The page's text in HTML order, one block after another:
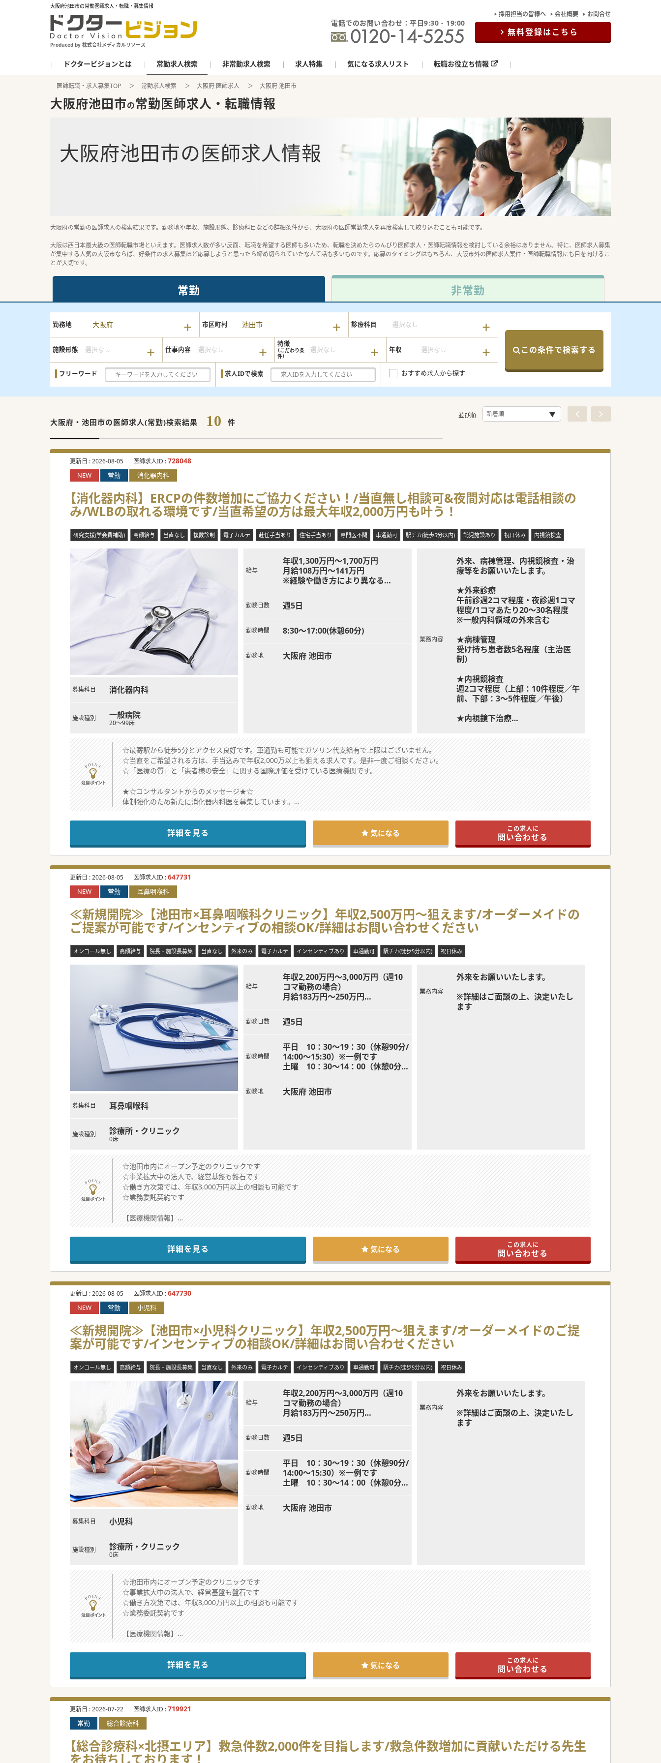
大阪府池田市の常勤医師求人・転職・募集情報
Produced by 株式会社メディカルリソース
電話でのお問い合わせ：平日9:30 - 19:00
採用担当の皆様へ 会社概要 お問合せ
無料登録はこちら
ドクタービジョンとは 常勤求人検索 非常勤求人検索 求人特集 気になる求人リスト 転職お役立ち情報
医師転職・求人募集TOP 常勤求人検索 大阪府 医師求人 大阪府 池田市
大阪府池田市の常勤医師求人・転職情報
大阪府池田市の医師求人情報
大阪府の常勤の医師求人の検索結果です。勤務地や年収、施設形態、診療科目などの詳細条件から、大阪府の医師常勤求人を再度検索して絞り込むことも可能です。
大阪は西日本最大級の医師転職市場といえます。医師求人数が多い反面、転職を希望する医師も多いため、転職を決めたらのんびり医師求人・医師転職情報を検討している余裕はありません。特に、医師求人募集
が集中する人気の大阪市ならば、好条件の求人募集ほど応募しようと思ったら締め切られていたなんて話も多いものです。応募のタイミングはもちろん、大阪市外の医師求人案件・医師転職情報にも目を向けるこ
とが大切です。
常勤 非常勤
勤務地 大阪府 市区町村 池田市 診療科目 選択なし
施設形態 選択なし 仕事内容 選択なし
特徴
選択なし 年収 選択なし
フリーワード 求人IDで検索 おすすめ求人から探す
この条件で検索する
大阪府・池田市の医師求人(常勤)検索結果 10 件
並び順
更新日 :2026-08-05 医師求人ID :728048
NEW 常勤 消化器内科
【消化器内科】ERCPの件数増加にご協力ください！/当直無し相談可&夜間対応は電話相談の
み/WLBの取れる環境です/当直希望の方は最大年収2,000万円も叶う！
研究支援(学会費補助) 高額給与 当直なし 複数診制 電子カルテ 赴任手当あり 住宅手当あり 専門医不問 車通勤可 駅チカ(徒歩5分以内) 託児施設あり 祝日休み 内視鏡検査
募集科目 消化器内科
施設種別 一般病院
20～99床
給与
年収1,300万円～1,700万円
月給108万円～141万円
※経験や働き方により異なる
勤務日数 週5日
勤務時間 8:30～17:00(休憩60分)
勤務地 大阪府 池田市
業務内容
外来、病棟管理、内視鏡検査・治
療等をお願いいたします。
★外来診療
午前診週2コマ程度・夜診週1コマ
程度/1コマあたり20～30名程度
※一般内科領域の外来含む
★病棟管理
受け持ち患者数5名程度（主治医
制）
★内視鏡検査
週2コマ程度（上部：10件程度／午
前、下部：3～5件程度／午後）
★内視鏡下治療
★救急
救急外来数：平均150件/月
☆最寄駅から徒歩5分とアクセス良好です。車通勤も可能でガソリン代支給有で上限はございません。
☆当直をご希望される方は、手当込みで年収2,000万以上も狙える求人です。是非一度ご相談ください。
☆「医療の質」と「患者様の安全」に関する国際評価を受けている医療機関です。
★☆コンサルタントからのメッセージ★☆
体制強化のため新たに消化器内科医を募集しています。
消化器内科医の中でも、ERCPが可能な先生を求めています。
オンコールは電話相談のみのため、ご負担も少なめです。
#秋入職可
詳細を見る 気になる この求人に
問い合わせる
更新日 :2026-08-05 医師求人ID :647731
NEW 常勤 耳鼻咽喉科
≪新規開院≫【池田市×耳鼻咽喉科クリニック】年収2,500万円～狙えます/オーダーメイドの
ご提案が可能です/インセンティブの相談OK/詳細はお問い合わせください
オンコール無し 高額給与 院長・施設長募集 当直なし 外来のみ 電子カルテ インセンティブあり 車通勤可 駅チカ(徒歩5分以内) 祝日休み
募集科目 耳鼻咽喉科
施設種別 診療所・クリニック
0床
給与
年収2,200万円～3,000万円（週10
コマ勤務の場合）
月給183万円～250万円
決定
※売上に応じたインセンティブによ
勤務日数 週5日
勤務時間
平日 10：30～19：30（休憩90分/
14:00～15:30）※一例です
土曜 10：30～14：00（休憩0分）
勤務地 大阪府 池田市
業務内容
外来をお願いいたします。
※詳細はご面談の上、決定いたし
ます
☆池田市内にオープン予定のクリニックです
☆事業拡大中の法人で、経営基盤も盤石です
☆働き方次第では、年収3,000万円以上の相談も可能です
☆業務委託契約です
【医療機関情報】
■医療モールの開発・運営や開業支援、運営支援を手掛ける法人よりお預かりした求人です。豊富なノウハウから、先生のご意向に沿った提案が可能
です。
■自己負担無しで開業資金や運転資金等の支援を受けられ、費用面における先生の責任が発生しない契約を取り交わしできる点が最大の特徴の1つで
■開設者としてご勤務いただきますが、運転資金の融資や設備投資、採用やレセプト等の事務手続き等、諸々のサポートも法人側が行いますので、
「リスクを抑えて開業したい」というような先生もお問い合わせください。
【職場環境と雰囲気】
■法人の代表者はフットワークが軽く、バイタリティ溢れるリーダータイプのキャラクターです。代表者も積極的に面談に同席されますので、「一度
■「新たなチャレンジをしてみたい」、「バリバリ働いて稼ぎたい」、「ワークライフバランスを充実させたい」等、先生が実現させたい働き方をお
聞かせください。
■人々の暮らしの中に医療モールを設計することをコンセプトにされており、近隣にはスーパーや商業施設もございますので、昼食や勤務後のお買い
物にも便利な立地です。マイカー通勤も可能です。
【やりがい】
■人事業務や労務管理、経理や総務、プロモーション等の業務は法人にお任せし、先生には診療に集中していただける仕組みがございます。
■先生1人ひとりに合わせ、オーダーメイドのプランを提案することを得意とされておりますので、先生が実現させたい働き方や叶えたい条件等、ま
ずはお問い合わせください。（本求人に記載されている内容はあくまでも目安の情報です）
■院内レイアウトや導入設備、スタッフの手配等、先生のご意向を反映させやすい環境です。先生のご意見を適宜ヒアリングしながら開院準備を進め
られます。
#業務委託案件
詳細を見る 気になる この求人に
問い合わせる
更新日 :2026-08-05 医師求人ID :647730
NEW 常勤 小児科
≪新規開院≫【池田市×小児科クリニック】年収2,500万円～狙えます/オーダーメイドのご提
案が可能です/インセンティブの相談OK/詳細はお問い合わせください
オンコール無し 高額給与 院長・施設長募集 当直なし 外来のみ 電子カルテ インセンティブあり 車通勤可 駅チカ(徒歩5分以内) 祝日休み
募集科目 小児科
施設種別 診療所・クリニック
0床
給与
年収2,200万円～3,000万円（週10
コマ勤務の場合）
月給183万円～250万円
決定
※売上に応じたインセンティブによ
勤務日数 週5日
勤務時間
平日 10：30～19：30（休憩90分/
14:00～15:30）※一例です
土曜 10：30～14：00（休憩0分）
勤務地 大阪府 池田市
業務内容
外来をお願いいたします。
※詳細はご面談の上、決定いたし
ます
☆池田市内にオープン予定のクリニックです
☆事業拡大中の法人で、経営基盤も盤石です
☆働き方次第では、年収3,000万円以上の相談も可能です
☆業務委託契約です
【医療機関情報】
■医療モールの開発・運営や開業支援、運営支援を手掛ける法人よりお預かりした求人です。豊富なノウハウから、先生のご意向に沿った提案が可能
です。
■自己負担無しで開業資金や運転資金等の支援を受けられ、費用面における先生の責任が発生しない契約を取り交わしできる点が最大の特徴の1つで
す。
■開設者としてご勤務いただきますが、運転資金の融資や設備投資、採用やレセプト等の事務手続き等、諸々のサポートも法人側が行いますので、
「リスクを抑えて開業したい」というような先生もお問い合わせください。
【職場環境と雰囲気】
■法人の代表者はフットワークが軽く、バイタリティ溢れるリーダータイプのキャラクターです。代表者も積極的に面談に同席されますので、「一度
■「新たなチャレンジをしてみたい」、「バリバリ働いて稼ぎたい」、「ワークライフバランスを充実させたい」等、先生が実現させたい働き方をお
聞かせください。
詳細を見る 気になる この求人に
問い合わせる
更新日 :2026-07-22 医師求人ID :719921
常勤 総合診療科
【総合診療科×北摂エリア】救急件数2,000件を目指します/救急件数増加に貢献いただける先生
をお待ちしております！